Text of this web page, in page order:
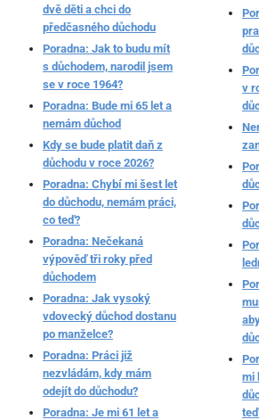
dvě děti a chci do
předčasného důchodu
Poradna: Jak to budu mít
s důchodem, narodil jsem
se v roce 1964?
Poradna: Bude mi 65 let a
nemám důchod
Kdy se bude platit daň z
důchodu v roce 2026?
Poradna: Chybí mi šest let
do důchodu, nemám práci,
co teď?
Poradna: Nečekaná
výpověď tři roky před
důchodem
Poradna: Jak vysoký
vdovecký důchod dostanu
po manželce?
Poradna: Práci již
nezvládám, kdy mám
odejít do důchodu?
Poradna: Je mi 61 let a
v
mi